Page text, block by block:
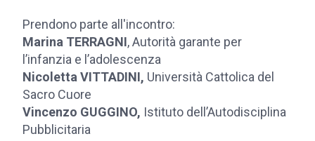
Prendono parte all'incontro:
Marina TERRAGNI, Autorità garante per
l’infanzia e l’adolescenza
Nicoletta VITTADINI, Università Cattolica del
Sacro Cuore
Vincenzo GUGGINO, Istituto dell’Autodisciplina
Pubblicitaria